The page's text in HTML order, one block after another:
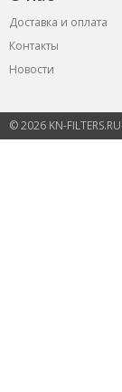
Доставка и оплата
Контакты
Новости
© 2026 KN-FILTERS.RU